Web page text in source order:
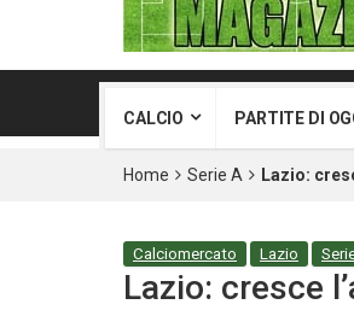
CALCIO PARTITE DI
Home Serie A Lazio:
Calciomercato Lazio
Lazio: cresce